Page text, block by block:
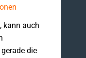
kann auch
die